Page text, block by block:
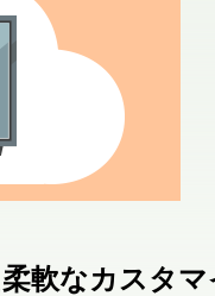
軟なカスタ